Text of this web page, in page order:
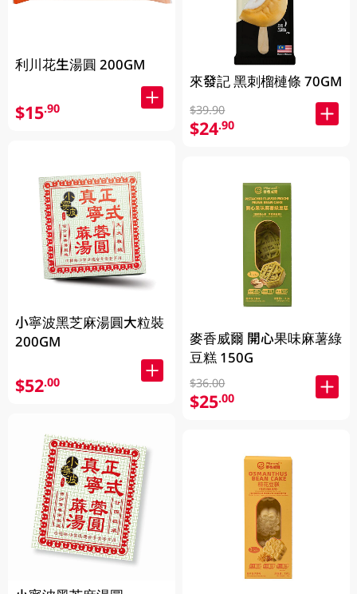
利川花生湯圓 200GM
$15.90
小寧波黑芝麻湯圓大粒裝
200GM
$52.00
來發記 黑刺榴槤條 70GM
$39.90
$24.90
麥香威爾 開心果味麻薯綠
豆糕 150G
$36.00
$25.00